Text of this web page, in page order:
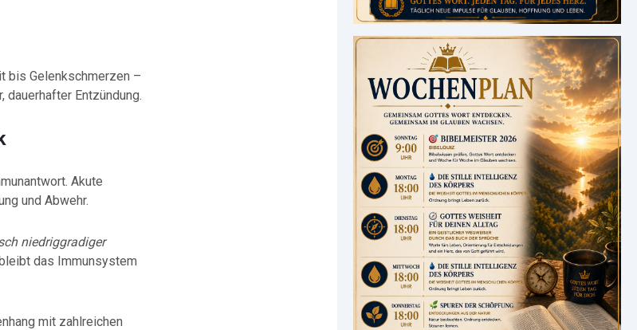
bis Gelenkschmerzen –
dauerhafter Entzündung.
Akute
und Abwehr.
niedriggradiger
das Immunsystem
mit zahlreichen